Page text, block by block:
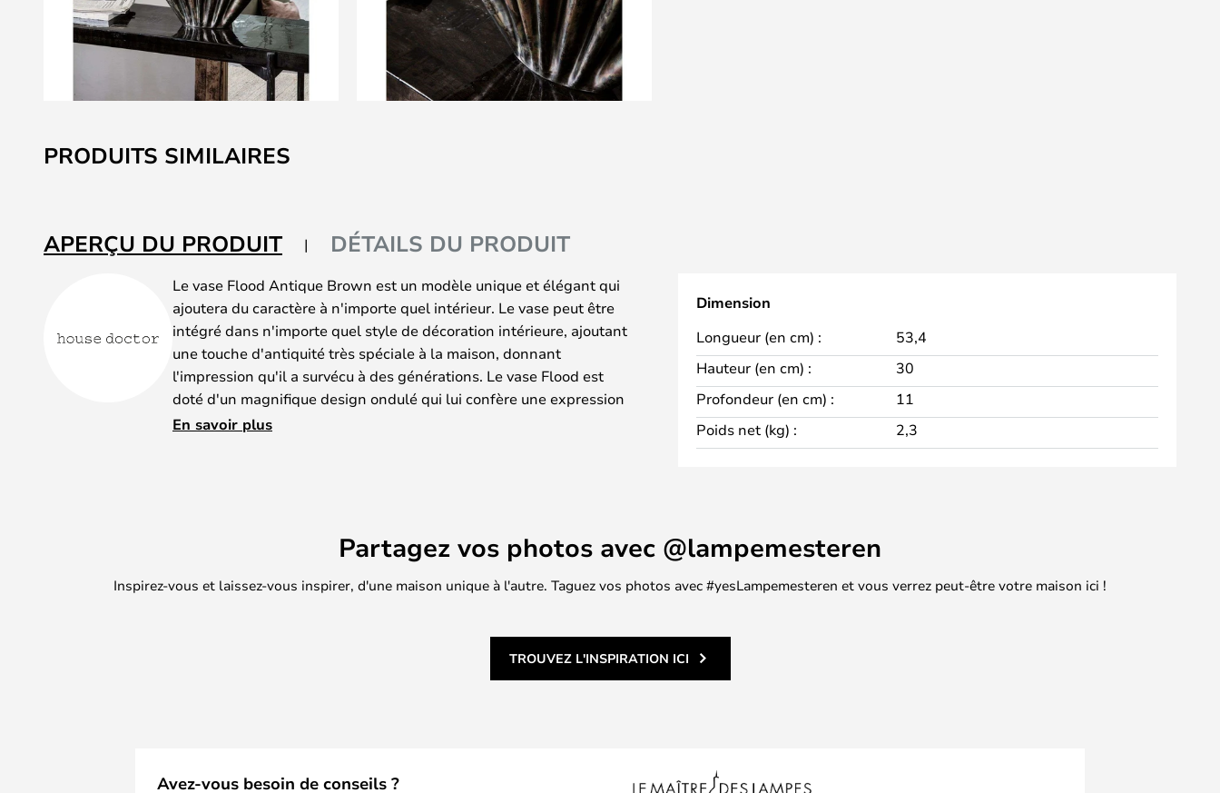
to
the
the
images
PRODUITS SIMILAIRES
APERÇU DU PRODUIT DÉTAILS DU PRODUIT
Le vase Flood Antique Brown est un modèle unique et élégant qui
ajoutera du caractère à n'importe quel intérieur. Le vase peut être
intégré dans n'importe quel style de décoration intérieure, ajoutant
une touche d'antiquité très spéciale à la maison, donnant
l'impression qu'il a survécu à des générations. Le vase Flood est
doté d'un magnifique design ondulé qui lui confère une expression
dynamique et esthétique, aussi bien lorsqu'il est posé avec ou sans
l'admiration et d'attirer l'attention..
En savoir plus
Dimension
Longueur (en cm) :
53,4
Hauteur (en cm) :
30
Profondeur (en cm) :
11
Poids net (kg) :
2,3
Partagez vos photos avec @lampemesteren
Inspirez-vous et laissez-vous inspirer, d'une maison unique à l'autre. Taguez vos photos avec #yesLampemesteren et vous verrez peut-être votre maison ici !
TROUVEZ L'INSPIRATION ICI
Avez-vous besoin de conseils ?